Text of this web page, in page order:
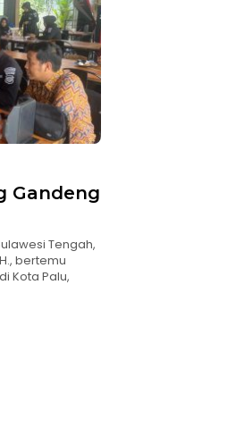
Gandeng
Tengah,
bertemu
Kota Palu,